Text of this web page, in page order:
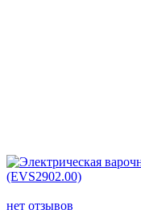
нет отзывов